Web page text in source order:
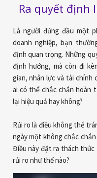
Là người đứng đầu một
doanh nghiệp, bạn
định quan trọng. Những
định hướng, mà còn đi
gian, nhân lực và tài chính
ai có thể chắc chắn hoàn
lại hiệu quả hay không?
Rủi ro là điều không thể
ngày một không chắc
Điều này đặt ra thách thức
rủi ro như thế nào?
Ra quyết định